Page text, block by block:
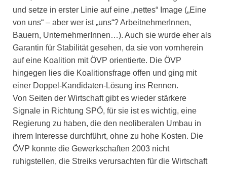
und setze in erster Linie auf eine „nettes“ Image („Eine
von uns“ – aber wer ist „uns“? ArbeitnehmerInnen,
Bauern, UnternehmerInnen…). Auch sie wurde eher als
Garantin für Stabilität gesehen, da sie von vornherein
auf eine Koalition mit ÖVP orientierte. Die ÖVP
hingegen lies die Koalitionsfrage offen und ging mit
einer Doppel-Kandidaten-Lösung ins Rennen.
Von Seiten der Wirtschaft gibt es wieder stärkere
Signale in Richtung SPÖ, für sie ist es wichtig, eine
Regierung zu haben, die den neoliberalen Umbau in
ihrem Interesse durchführt, ohne zu hohe Kosten. Die
ÖVP konnte die Gewerkschaften 2003 nicht
ruhigstellen, die Streiks verursachten für die Wirtschaft